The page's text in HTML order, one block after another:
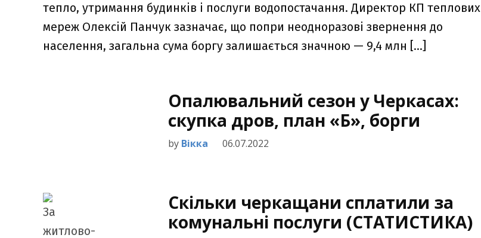
тепло, утримання будинків і послуги водопостачання. Директор КП теплових
мереж Олексій Панчук зазначає, що попри неодноразові звернення до
населення, загальна сума боргу залишається значною — 9,4 млн […]
Опалювальний сезон у Черкасах:
скупка дров, план «Б», борги
by Вікка 06.07.2022
Скільки черкащани сплатили за
комунальні послуги (СТАТИСТИКА)